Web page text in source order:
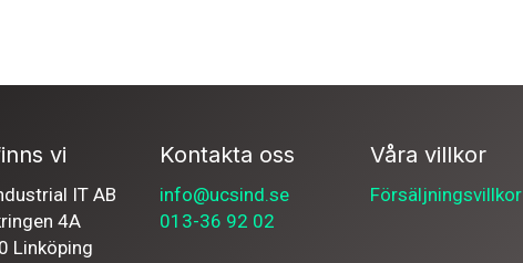
vi
IT AB
4A
Linköping
Kontakta oss
info@ucsind.se
013-36 92 02
Våra villkor
Försäljningsvillkor